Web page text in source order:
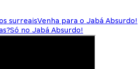
surreaisVenha para o Jabá Absurdo!
Só no Jabá Absurdo!